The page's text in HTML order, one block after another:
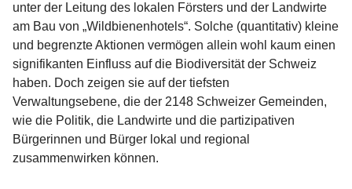
unter der Leitung des lokalen Försters und der Landwirte
am Bau von „Wildbienenhotels“. Solche (quantitativ) kleine
und begrenzte Aktionen vermögen allein wohl kaum einen
signifikanten Einfluss auf die Biodiversität der Schweiz
haben. Doch zeigen sie auf der tiefsten
Verwaltungsebene, die der 2148 Schweizer Gemeinden,
wie die Politik, die Landwirte und die partizipativen
Bürgerinnen und Bürger lokal und regional
zusammenwirken können.